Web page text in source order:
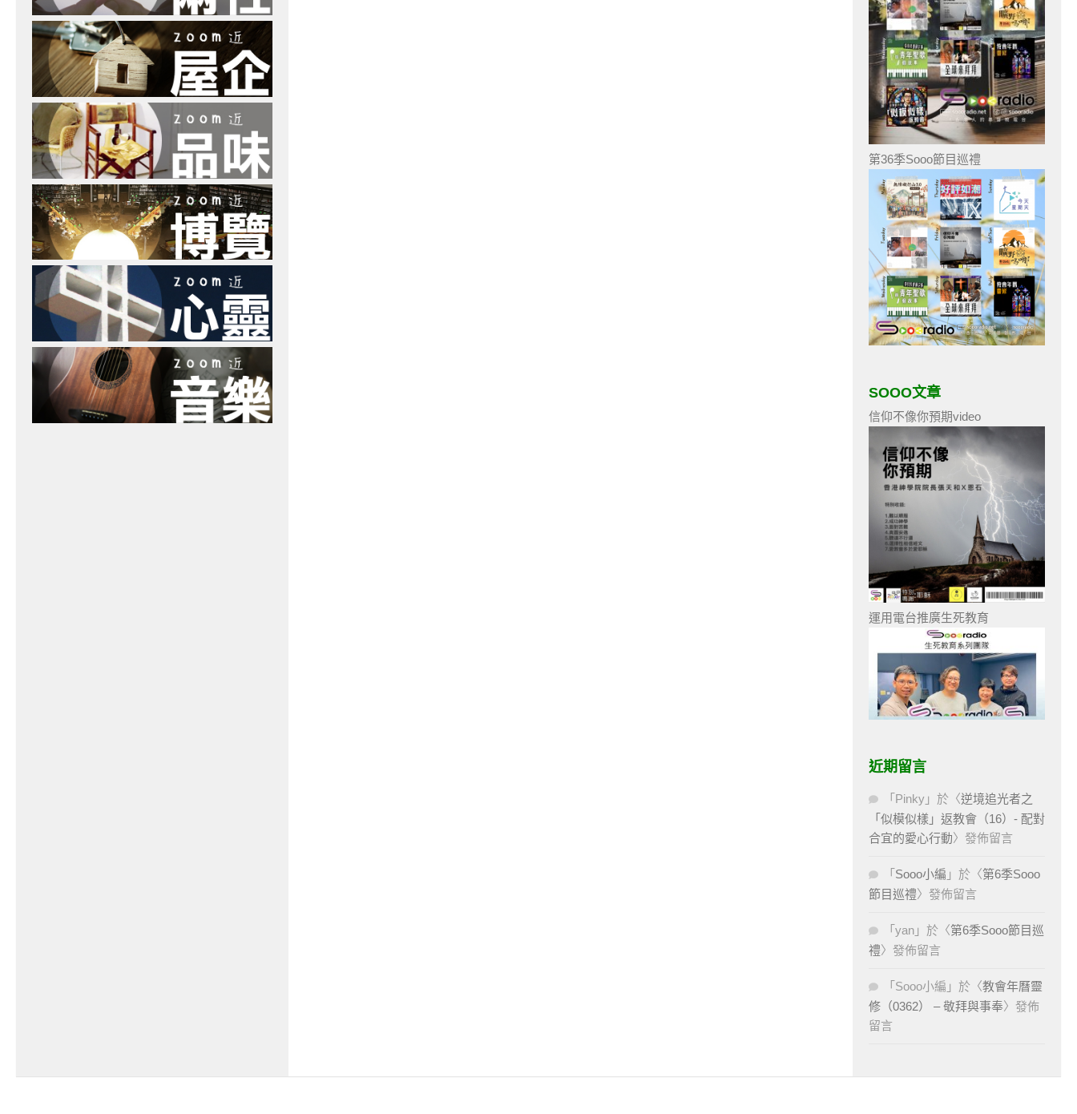
第36季Sooo節目巡禮
SOOO文章
信仰不像你預期video
運用電台推廣生死教育
近期留言
「 Pinky 」於〈逆境追光者之
「似模似樣」返教會（16）- 配對
合宜的愛心行動〉發佈留言
「 Sooo小編 」於〈第6季Sooo
節目巡禮〉發佈留言
「 yan 」於〈第6季Sooo節目巡
禮〉發佈留言
「 Sooo小編 」於〈教會年曆靈
修（0362） – 敬拜與事奉〉發佈
留言